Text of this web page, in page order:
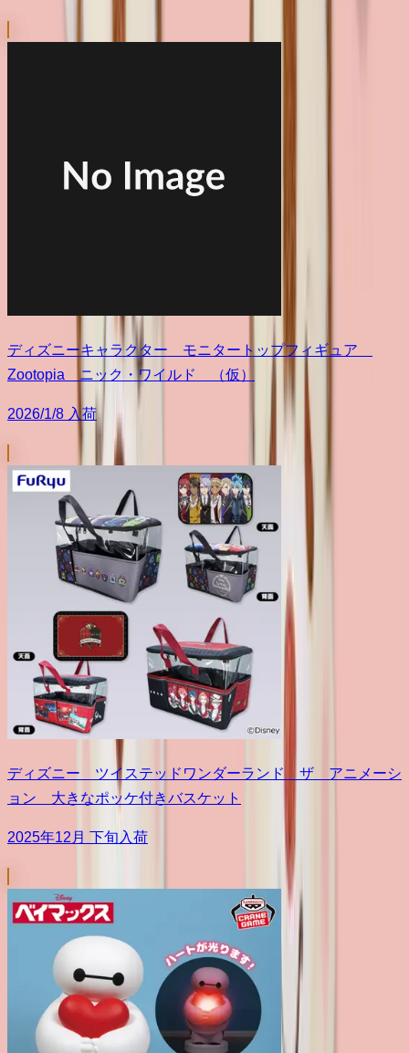
ディズニーキャラクター モニタートップフィギュア
Zootopia ニック・ワイルド （仮）
2026/1/8 入荷
ディズニー ツイステッドワンダーランド ザ アニメーシ
ョン 大きなポッケ付きバスケット
2025年12月 下旬入荷